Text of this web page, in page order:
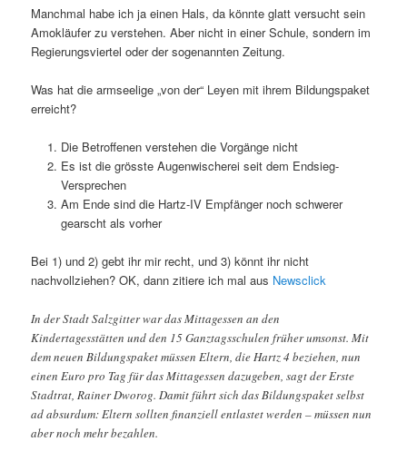
Manchmal habe ich ja einen Hals, da könnte glatt versucht sein
Amokläufer zu verstehen. Aber nicht in einer Schule, sondern im
Regierungsviertel oder der sogenannten Zeitung.
Was hat die armseelige „von der“ Leyen mit ihrem Bildungspaket
erreicht?
Die Betroffenen verstehen die Vorgänge nicht
Es ist die grösste Augenwischerei seit dem Endsieg-
Versprechen
Am Ende sind die Hartz-IV Empfänger noch schwerer
gearscht als vorher
Bei 1) und 2) gebt ihr mir recht, und 3) könnt ihr nicht
nachvollziehen? OK, dann zitiere ich mal aus Newsclick
In der Stadt Salzgitter war das Mittagessen an den
Kindertagesstätten und den 15 Ganztagsschulen früher umsonst. Mit
dem neuen Bildungspaket müssen Eltern, die Hartz 4 beziehen, nun
einen Euro pro Tag für das Mittagessen dazugeben, sagt der Erste
Stadtrat, Rainer Dworog. Damit führt sich das Bildungspaket selbst
ad absurdum: Eltern sollten finanziell entlastet werden – müssen nun
aber noch mehr bezahlen.